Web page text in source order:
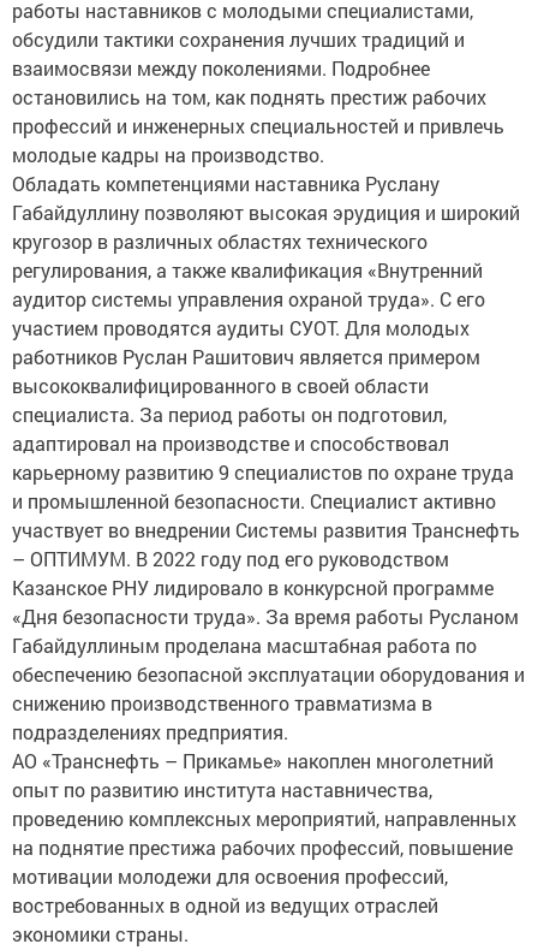
обсудили тактики сохранения лучших традиций и
взаимосвязи между поколениями. Подробнее
остановились на том, как поднять престиж рабочих
профессий и инженерных специальностей и привлечь
молодые кадры на производство.
Обладать компетенциями наставника Руслану
Габайдуллину позволяют высокая эрудиция и широкий
кругозор в различных областях технического
регулирования, а также квалификация «Внутренний
аудитор системы управления охраной труда». С его
участием проводятся аудиты СУОТ. Для молодых
работников Руслан Рашитович является примером
высококвалифицированного в своей области
специалиста. За период работы он подготовил,
адаптировал на производстве и способствовал
карьерному развитию 9 специалистов по охране труда
и промышленной безопасности. Специалист активно
участвует во внедрении Системы развития Транснефть
– ОПТИМУМ. В 2022 году под его руководством
Казанское РНУ лидировало в конкурсной программе
«Дня безопасности труда». За время работы Русланом
Габайдуллиным проделана масштабная работа по
обеспечению безопасной эксплуатации оборудования и
снижению производственного травматизма в
подразделениях предприятия.
АО «Транснефть – Прикамье» накоплен многолетний
опыт по развитию института наставничества,
проведению комплексных мероприятий, направленных
на поднятие престижа рабочих профессий, повышение
мотивации молодежи для освоения профессий,
востребованных в одной из ведущих отраслей
экономики страны.